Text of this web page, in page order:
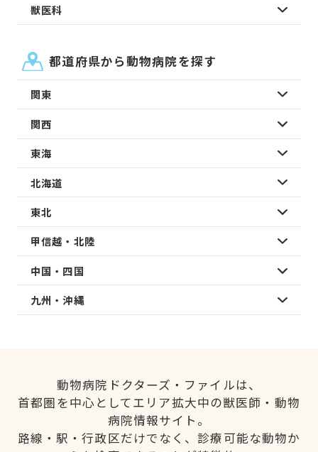
獣医科
都道府県から動物病院を探す
関東
関西
東海
北海道
東北
甲信越・北陸
中国・四国
九州・沖縄
動物病院ドクターズ・ファイルは、
首都圏を中心としてエリア拡大中の獣医師・動物
病院情報サイト。
路線・駅・行政区だけでなく、診療可能な動物か